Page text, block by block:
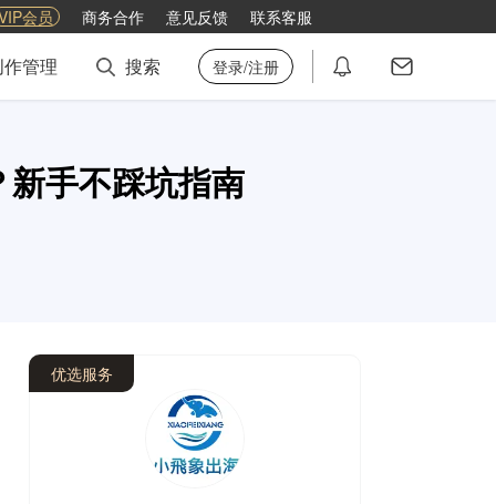
会员 商务合作 意见反馈 联系客服
管理 搜索 登录/注册
手不踩坑指南
优选服务